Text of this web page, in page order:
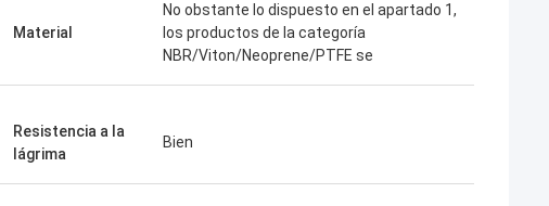
Material
No obstante lo dispuesto en el apartado 1,
los productos de la categoría
NBR/Viton/Neoprene/PTFE se
Resistencia a la
lágrima
Bien